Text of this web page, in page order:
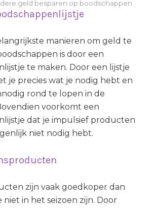
geld besparen op boodschappen
manieren om geld te
is door een
te maken. Door een lijstje
je precies wat je nodig hebt en
rond te lopen in de
voorkomt een
dat je impulsief producten
niet nodig hebt.
zijn vaak goedkoper dan
in het seizoen zijn. Door